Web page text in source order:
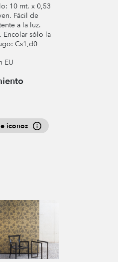
10 mt. x 0,53
Fácil de
a la luz.
Encolar sólo la
Cs1,d0
EU
iconos